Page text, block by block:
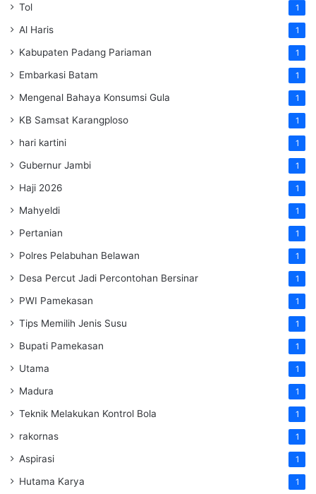
Tol 1
Al Haris 1
Kabupaten Padang Pariaman 1
Embarkasi Batam 1
Mengenal Bahaya Konsumsi Gula 1
KB Samsat Karangploso 1
hari kartini 1
Gubernur Jambi 1
Haji 2026 1
Mahyeldi 1
Pertanian 1
Polres Pelabuhan Belawan 1
Desa Percut Jadi Percontohan Bersinar 1
PWI Pamekasan 1
Tips Memilih Jenis Susu 1
Bupati Pamekasan 1
Utama 1
Madura 1
Teknik Melakukan Kontrol Bola 1
rakornas 1
Aspirasi 1
Hutama Karya 1